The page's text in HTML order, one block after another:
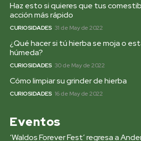
Haz esto si quieres que tus
acción más rápido
CURIOSIDADES 31 de May de 2022
¿Qué hacer si tú hierba se moja o
húmeda?
CURIOSIDADES 30 de May de 2022
Cómo limpiar su grinder de hierba
CURIOSIDADES 16 de May de 2022
Eventos
‘Waldos Forever Fest’ regresa a